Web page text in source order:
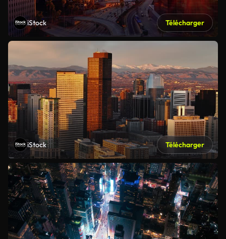
iStock Télécharger
iStock Télécharger